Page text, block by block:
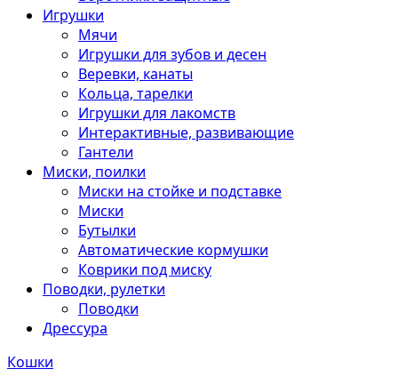
Игрушки
Мячи
Игрушки для зубов и десен
Веревки, канаты
Кольца, тарелки
Игрушки для лакомств
Интерактивные, развивающие
Гантели
Миски, поилки
Миски на стойке и подставке
Миски
Бутылки
Автоматические кормушки
Коврики под миску
Поводки, рулетки
Поводки
Дрессура
Кошки